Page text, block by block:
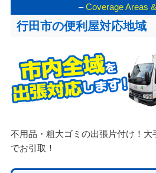
–Coverage Areas
行田市の便利屋対応地域
不用品・粗大ゴミの出張片付け！大
でお引取！